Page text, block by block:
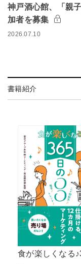
神戸酒心館、「親
加者を募集
2026.07.10
書籍紹介
食が楽しくなる